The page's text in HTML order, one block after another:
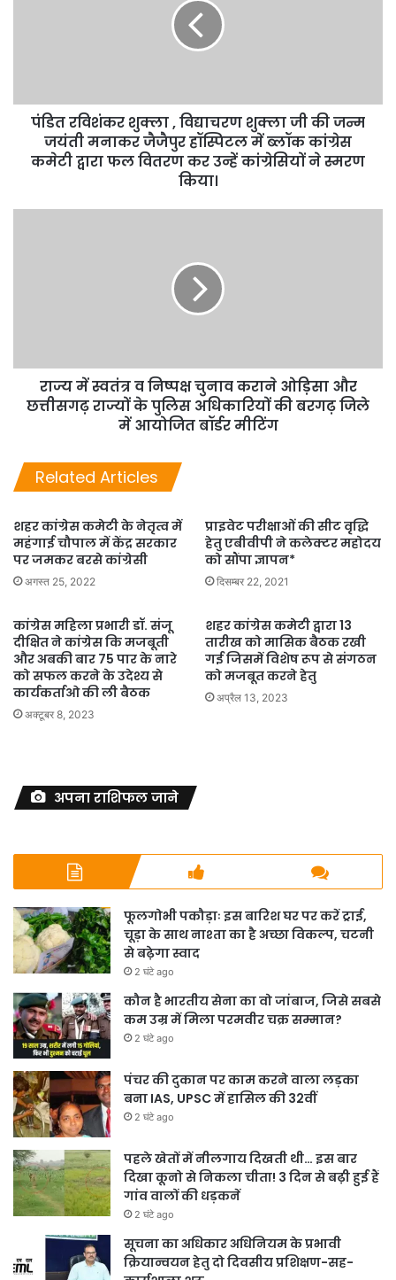
पंडित रविशंकर शुक्ला , विद्याचरण शुक्ला जी की जन्म
जयंती मनाकर जैजैपुर हॉस्पिटल में ब्लॉक कांग्रेस
कमेटी द्वारा फल वितरण कर उन्हें कांग्रेसियों ने स्मरण
किया।
राज्य में स्वतंत्र व निष्पक्ष चुनाव कराने ओड़िसा और
छत्तीसगढ़ राज्यों के पुलिस अधिकारियों की बरगढ़ जिले
में आयोजित बॉर्डर मीटिंग
Related Articles
शहर कांग्रेस कमेटी के नेतृत्व में
महंगाई चौपाल में केंद्र सरकार
पर जमकर बरसे कांग्रेसी
अगस्त 25, 2022
प्राइवेट परीक्षाओं की सीट वृद्धि
हेतु एबीवीपी ने कलेक्टर महोदय
को सौंपा ज्ञापन*
दिसम्बर 22, 2021
कांग्रेस महिला प्रभारी डॉ. संजू
दीक्षित ने कांग्रेस कि मजबूती
और अबकी बार 75 पार के नारे
को सफल करने के उदेश्य से
कार्यकर्ताओ की ली बैठक
अक्टूबर 8, 2023
शहर कांग्रेस कमेटी द्वारा 13
तारीख को मासिक बैठक रखी
गई जिसमें विशेष रूप से संगठन
को मजबूत करने हेतु
अप्रैल 13, 2023
अपना राशिफल जाने
फूलगोभी पकौड़ाः इस बारिश घर पर करें ट्राई,
चूड़ा के साथ नाश्ता का है अच्छा विकल्प, चटनी
से बढ़ेगा स्वाद
2 घंटे ago
कौन है भारतीय सेना का वो जांबाज, जिसे सबसे
कम उम्र में मिला परमवीर चक्र सम्मान?
2 घंटे ago
पंचर की दुकान पर काम करने वाला लड़का
बना IAS, UPSC में हासिल की 32वीं
2 घंटे ago
पहले खेतों में नीलगाय दिखती थी… इस बार
दिखा कूनो से निकला चीता! 3 दिन से बढ़ी हुई हैं
गांव वालों की धड़कनें
2 घंटे ago
सूचना का अधिकार अधिनियम के प्रभावी
क्रियान्वयन हेतु दो दिवसीय प्रशिक्षण-सह-